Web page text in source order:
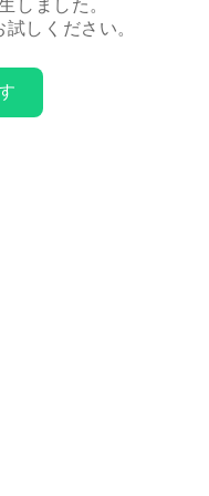
しました。
しください。